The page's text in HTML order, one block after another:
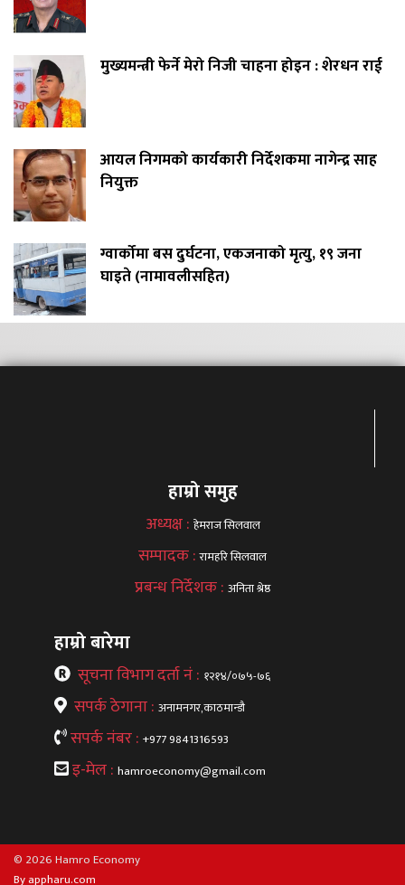
मुख्यमन्त्री फेर्ने मेरो निजी चाहना होइन : शेरधन राई
आयल निगमको कार्यकारी निर्देशकमा नागेन्द्र साह
नियुक्त
ग्वार्कोमा बस दुर्घटना, एकजनाको मृत्यु, १९ जना
घाइते (नामावलीसहित)
हाम्रो समुह
अध्यक्ष : हेमराज सिलवाल
सम्पादक :रामहरि सिलवाल
प्रबन्ध निर्देशक : अनिता श्रेष्ठ
हाम्रो बारेमा
सूचना विभाग दर्ता नं : १२१४/०७५-७६
सपर्क ठेगाना : अनामनगर,काठमान्डौ
सपर्क नंबर : +977 9841316593
इ-मेल : hamroeconomy@gmail.com
© 2026 Hamro Economy
By appharu.com